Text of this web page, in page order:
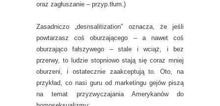
oraz zagłuszanie – przyp.tłum.)
Zasadniczo „desnsalitization” oznacza, że jeśli
powtarzasz coś oburzającego – a nawet coś
oburzająco fałszywego – stale i wciąż, i bez
przerwy, to ludzie stopniowo stają się coraz mniej
oburzeni, i ostatecznie zaakceptują to. Oto, na
przykład, co nasi guru od marketingu gejów piszą
na temat przyzwyczajania Amerykanów do